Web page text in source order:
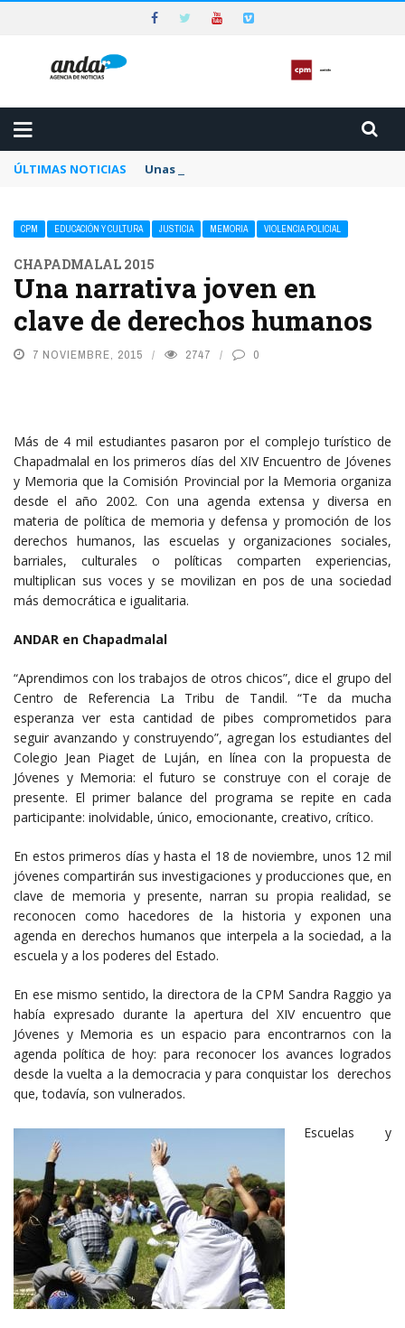
ÚLTIMAS NOTICIAS Unas 1.500 personas heridas en una de
CPM EDUCACIÓN Y CULTURA JUSTICIA MEMORIA VIOLENCIA POLICIAL
CHAPADMALAL 2015
Una narrativa joven en
clave de derechos humanos
7 NOVIEMBRE, 2015 2747 0
Más de 4 mil estudiantes pasaron por el complejo turístico de
Chapadmalal en los primeros días del XIV Encuentro de Jóvenes
y Memoria que la Comisión Provincial por la Memoria organiza
desde el año 2002. Con una agenda extensa y diversa en
materia de política de memoria y defensa y promoción de los
derechos humanos, las escuelas y organizaciones sociales,
barriales, culturales o políticas comparten experiencias,
multiplican sus voces y se movilizan en pos de una sociedad
más democrática e igualitaria.
ANDAR en Chapadmalal
“Aprendimos con los trabajos de otros chicos”, dice el grupo del
Centro de Referencia La Tribu de Tandil. “Te da mucha
esperanza ver esta cantidad de pibes comprometidos para
seguir avanzando y construyendo”, agregan los estudiantes del
Colegio Jean Piaget de Luján, en línea con la propuesta de
Jóvenes y Memoria: el futuro se construye con el coraje de
presente. El primer balance del programa se repite en cada
participante: inolvidable, único, emocionante, creativo, crítico.
En estos primeros días y hasta el 18 de noviembre, unos 12 mil
jóvenes compartirán sus investigaciones y producciones que, en
clave de memoria y presente, narran su propia realidad, se
reconocen como hacedores de la historia y exponen una
agenda en derechos humanos que interpela a la sociedad, a la
escuela y a los poderes del Estado.
En ese mismo sentido, la directora de la CPM Sandra Raggio ya
había expresado durante la apertura del XIV encuentro que
Jóvenes y Memoria es un espacio para encontrarnos con la
agenda política de hoy: para reconocer los avances logrados
desde la vuelta a la democracia y para conquistar los derechos
que, todavía, son vulnerados.
Escuelas y